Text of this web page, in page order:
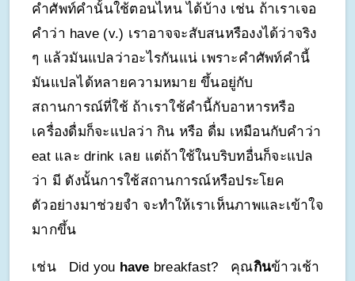
คำศัพท์คำนั้นใช้ตอนไหน ได้บ้าง เช่น ถ้าเราเจอ
คำว่า have (v.) เราอาจจะสับสนหรืองงได้ว่าจริง
ๆ แล้วมันแปลว่าอะไรกันแน่ เพราะคำศัพท์คำนี้
มันแปลได้หลายความหมาย ขึ้นอยู่กับ
สถานการณ์ที่ใช้ ถ้าเราใช้คำนี้กับอาหารหรือ
เครื่องดื่มก็จะแปลว่า กิน หรือ ดื่ม เหมือนกับคำว่า
eat และ drink เลย แต่ถ้าใช้ในบริบทอื่นก็จะแปล
ว่า มี ดังนั้นการใช้สถานการณ์หรือประโยค
ตัวอย่างมาช่วยจำ จะทำให้เราเห็นภาพและเข้าใจ
มากขึ้น
เช่น Did you have breakfast? คุณกินข้าวเช้า